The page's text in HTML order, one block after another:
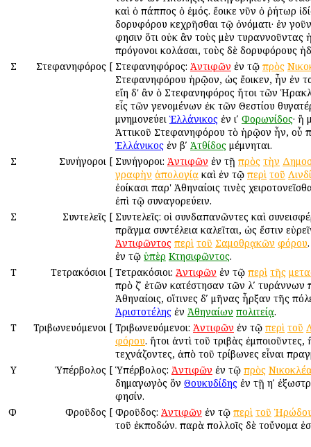
καὶ ὁ πάππος ὁ ἐμός. ἔοικε νῦν ὁ ῥήτωρ
δορυφόρου κεχρῆσθαι τῷ ὀνόματι· ἐν
φησιν ὅτι οὐκ ἂν τοὺς μὲν τυραννοῦντας
πρόγονοι κολάσαι, τοὺς δὲ δορυφόρους
Σ
Στεφανηφόρος [ Στεφανηφόρος: Ἀντιφῶν ἐν τῷ πρὸς
Στεφανηφόρου ἡρῷον, ὡς ἔοικεν, ἦν ἐν
εἴη δ' ἂν ὁ Στεφανηφόρος ἤτοι τῶν
εἷς τῶν γενομένων ἐκ τῶν Θεστίου
μνημονεύει Ἑλλάνικος ἐν ιʹ Φορωνίδος· ἢ
Ἀττικοῦ Στεφανηφόρου τὸ ἡρῷον ἦν, οὗ
Ἑλλάνικος ἐν βʹ Ἀτθίδος μέμνηται.
Σ
Συνήγοροι [ Συνήγοροι: Ἀντιφῶν ἐν τῇ πρὸς τὴν
γραφὴν ἀπολογίᾳ καὶ ἐν τῷ περὶ τοῦ
ἐοίκασι παρ' Ἀθηναίοις τινὲς
ἐπὶ τῷ συναγορεύειν.
Σ
Συντελεῖς [ Συντελεῖς: οἱ συνδαπανῶντες καὶ
πρᾶγμα συντέλεια καλεῖται, ὡς ἔστιν
Ἀντιφῶντος περὶ τοῦ Σαμοθρᾳκῶν φόρου
ἐν τῷ ὑπὲρ Κτησιφῶντος.
Τ
Τετρακόσιοι [ Τετρακόσιοι: Ἀντιφῶν ἐν τῷ περὶ τῆς
πρὸ ζʹ ἐτῶν κατέστησαν τῶν λʹ τυράννων
Ἀθηναίοις, οἵτινες δʹ μῆνας ἦρξαν τῆς
Ἀριστοτέλης ἐν Ἀθηναίων πολιτείᾳ.
Τ
Τριβωνευόμενοι [ Τριβωνευόμενοι: Ἀντιφῶν ἐν τῷ περὶ τοῦ
φόρου. ἤτοι ἀντὶ τοῦ τριβὰς ἐμποιοῦντες,
τεχνάζοντες, ἀπὸ τοῦ τρίβωνες εἶναι
Υ
Ὑπέρβολος [ Ὑπέρβολος: Ἀντιφῶν ἐν τῷ πρὸς
δημαγωγὸς ὃν Θουκυδίδης ἐν τῇ ηʹ
φησίν.
Φ
Φροῦδος [ Φροῦδος: Ἀντιφῶν ἐν τῷ περὶ τοῦ
τοῦ ἐκποδών. παρὰ πολλοῖς δὲ τοὔνομα